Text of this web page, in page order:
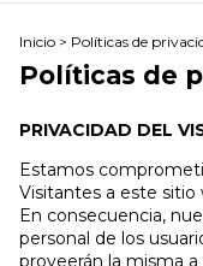
Inicio > Políticas de
Políticas de
PRIVACIDAD DEL
Estamos
Visitantes a este sitio
En consecuencia,
personal de los